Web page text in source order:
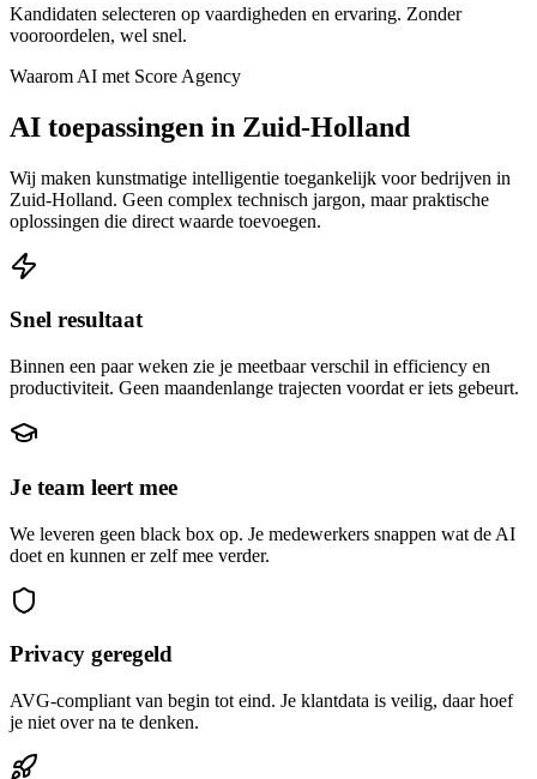
Kandidaten selecteren op vaardigheden en ervaring. Zonder
vooroordelen, wel snel.
Waarom AI met Score Agency
AI toepassingen in Zuid-Holland
Wij maken kunstmatige intelligentie toegankelijk voor bedrijven in
Zuid-Holland. Geen complex technisch jargon, maar praktische
oplossingen die direct waarde toevoegen.
Snel resultaat
Binnen een paar weken zie je meetbaar verschil in efficiency en
productiviteit. Geen maandenlange trajecten voordat er iets gebeurt.
Je team leert mee
We leveren geen black box op. Je medewerkers snappen wat de AI
doet en kunnen er zelf mee verder.
Privacy geregeld
AVG-compliant van begin tot eind. Je klantdata is veilig, daar hoef
je niet over na te denken.